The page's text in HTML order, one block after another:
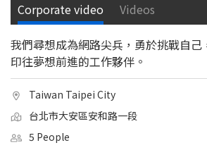
Corporate video Videos
我們尋想成為網路尖兵，勇於挑戰自己
印往夢想前進的工作夥伴。
Taiwan Taipei City
台北市大安區安和路一段
5 People